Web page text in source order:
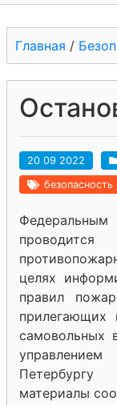
Главная /
20 09 2022
безопасность
Федеральным
проводится
целях
правил
прилегающих
самовольных
Петербургу
материалы